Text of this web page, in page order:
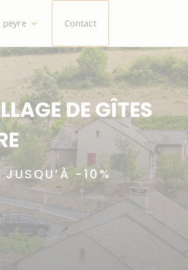
peyre Contact
DE GÎTES
JUSQU’À -10%